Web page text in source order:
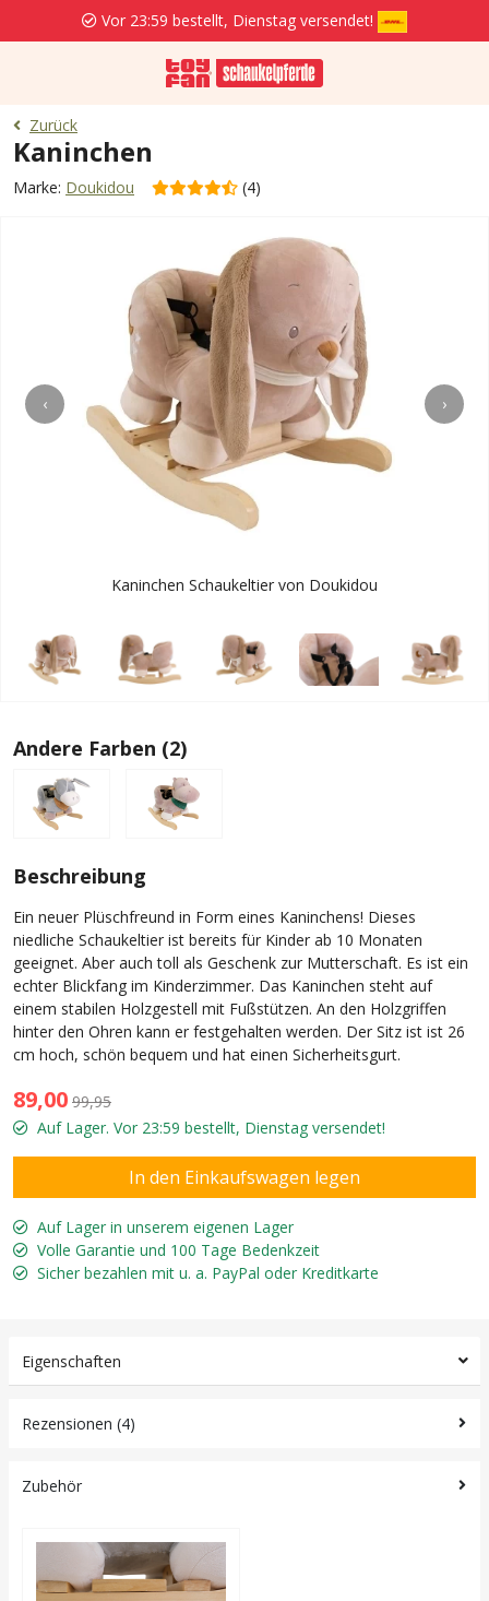
Vor 23:59 bestellt, Dienstag versendet!
Zurück
Kaninchen
Marke: Doukidou (4)
‹ ›
Kaninchen Schaukeltier von Doukidou
Andere Farben (2)
Beschreibung
Ein neuer Plüschfreund in Form eines Kaninchens! Dieses
niedliche Schaukeltier ist bereits für Kinder ab 10 Monaten
geeignet. Aber auch toll als Geschenk zur Mutterschaft. Es ist ein
echter Blickfang im Kinderzimmer. Das Kaninchen steht auf
einem stabilen Holzgestell mit Fußstützen. An den Holzgriffen
hinter den Ohren kann er festgehalten werden. Der Sitz ist ist 26
cm hoch, schön bequem und hat einen Sicherheitsgurt.
89,00 99,95
Auf Lager. Vor 23:59 bestellt, Dienstag versendet!
Auf Lager in unserem eigenen Lager
Volle Garantie und 100 Tage Bedenkzeit
Sicher bezahlen mit u. a. PayPal oder Kreditkarte
Eigenschaften
Rezensionen (4)
Zubehör